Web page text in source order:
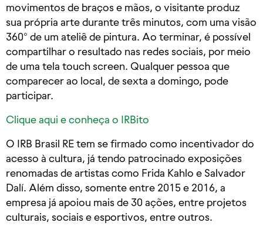
movimentos de braços e mãos, o visitante produz
sua própria arte durante três minutos, com uma visão
360° de um ateliê de pintura. Ao terminar, é possível
compartilhar o resultado nas redes sociais, por meio
de uma tela touch screen. Qualquer pessoa que
comparecer ao local, de sexta a domingo, pode
participar.
Clique aqui e conheça o IRBito
O IRB Brasil RE tem se firmado como incentivador do
acesso à cultura, já tendo patrocinado exposições
renomadas de artistas como Frida Kahlo e Salvador
Dalí. Além disso, somente entre 2015 e 2016, a
empresa já apoiou mais de 30 ações, entre projetos
culturais, sociais e esportivos, entre outros.